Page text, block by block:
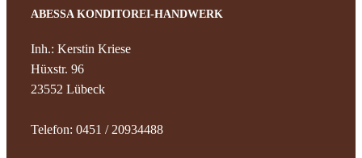
ABESSA KONDITOREI-HANDWERK
Inh.: Kerstin Kriese
Hüxstr. 96
23552 Lübeck
Telefon: 0451 / 20934488